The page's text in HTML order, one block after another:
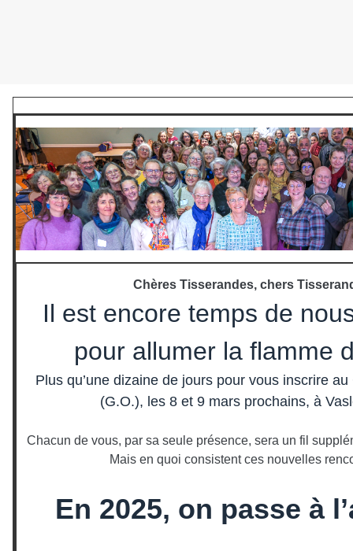
Chères Tisserandes, chers
Il est encore temps de
pour allumer la flamme
Plus qu’une dizaine de jours pour vous inscrire
(G.O.), les 8 et 9 mars prochains, à
Chacun de vous, par sa seule présence, sera un fil
Mais en quoi consistent ces nouvelles
En 2025, on passe à